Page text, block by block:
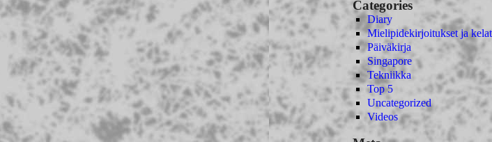
Categories
Diary
Mielipidekirjoitukset ja kelat
Päiväkirja
Singapore
Tekniikka
Top 5
Uncategorized
Videos